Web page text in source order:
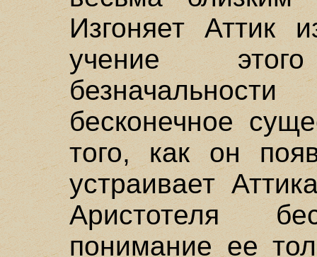
Изгоняет Аттик
учение
бесконечное
того, как он
устраивает
Аристотеля
понимание ее